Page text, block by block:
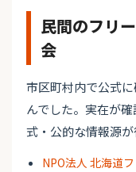
民間のフリ
会
市区町村内で公式
んでした。実在が
式・公的な情報源が
NPO法人 北海道